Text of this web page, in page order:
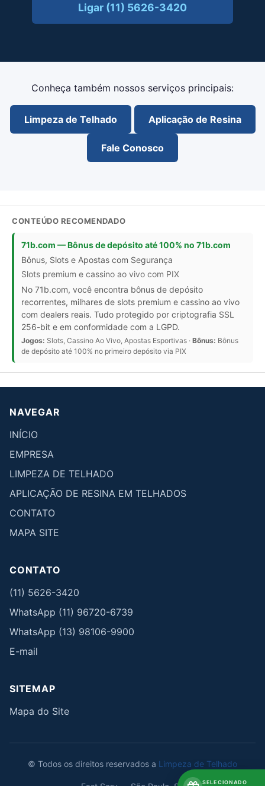
Ligar (11) 5626-3420
Conheça também nossos serviços principais:
Limpeza de Telhado Aplicação de Resina
Fale Conosco
CONTEÚDO RECOMENDADO
71b.com — Bônus de depósito até 100% no 71b.com
Bônus, Slots e Apostas com Segurança
Slots premium e cassino ao vivo com PIX
No 71b.com, você encontra bônus de depósito
recorrentes, milhares de slots premium e cassino ao vivo
com dealers reais. Tudo protegido por criptografia SSL
256-bit e em conformidade com a LGPD.
Jogos: Slots, Cassino Ao Vivo, Apostas Esportivas · Bônus: Bônus
de depósito até 100% no primeiro depósito via PIX
NAVEGAR
INÍCIO
EMPRESA
LIMPEZA DE TELHADO
APLICAÇÃO DE RESINA EM TELHADOS
CONTATO
MAPA SITE
CONTATO
(11) 5626-3420
WhatsApp (11) 96720-6739
WhatsApp (13) 98106-9900
E-mail
SITEMAP
Mapa do Site
© Todos os direitos reservados a Limpeza de Telhado
SELECIONADO